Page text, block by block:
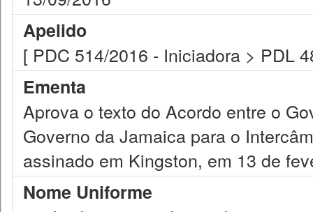
Apelido
[ PDC 514/2016 - Iniciadora > PDL
Ementa
Aprova o texto do Acordo entre o
Governo da Jamaica para o
assinado em Kingston, em 13 de
Nome Uniforme